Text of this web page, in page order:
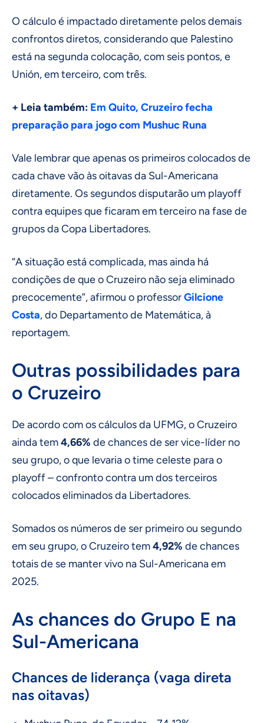
O cálculo é impactado diretamente pelos demais
confrontos diretos, considerando que Palestino
está na segunda colocação, com seis pontos, e
Unión, em terceiro, com três.
+ Leia também: Em Quito, Cruzeiro fecha
preparação para jogo com Mushuc Runa
Vale lembrar que apenas os primeiros colocados de
cada chave vão às oitavas da Sul-Americana
diretamente. Os segundos disputarão um playoff
contra equipes que ficaram em terceiro na fase de
grupos da Copa Libertadores.
“A situação está complicada, mas ainda há
condições de que o Cruzeiro não seja eliminado
precocemente”, afirmou o professorGilcione
Costa, do Departamento de Matemática, à
reportagem.
Outras possibilidades para
o Cruzeiro
De acordo com os cálculos da UFMG, o Cruzeiro
ainda tem4,66% de chances de ser vice-líder no
seu grupo, o que levaria o time celeste para o
playoff – confronto contra um dos terceiros
colocados eliminados da Libertadores.
Somados os números de ser primeiro ou segundo
em seu grupo, o Cruzeiro tem4,92% de chances
totais de se manter vivo na Sul-Americana em
2025.
As chances do Grupo E na
Sul-Americana
Chances de liderança (vaga direta
nas oitavas)